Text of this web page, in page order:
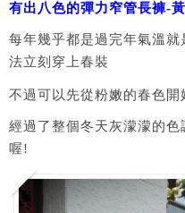
有出八色的彈力窄管長褲-
每年幾乎都是過完年氣溫
法立刻穿上春裝
不過可以先從粉嫩的春色開
經過了整個冬天灰濛濛的
喔!